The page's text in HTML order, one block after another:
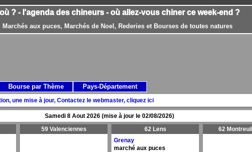
? - l'agenda des chineurs - où allez-vous chiner ce week-end ?
aux puces, Marchés de Noel, Rederies et Bourses de toutes natures
une mise à jour, Contactez le webmaster, cliquez ici
Samedi 8 Aout 2026 (mise à jour le 02/08/2026)
59 Valenciennes
62 Lens
Grenay
marché aux puces
62
Bourse par Thème Pays-Département